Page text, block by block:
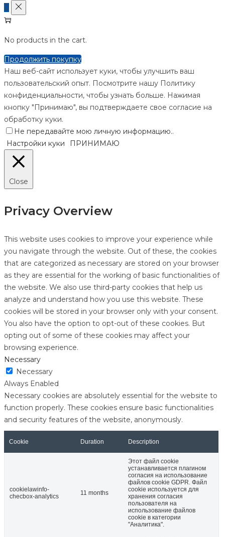
0
No products in the cart.
Продолжить покупку
Наш веб-сайт использует куки, чтобы улучшить ваш
пользовательский опыт. Посмотрите нашу Политику
конфиденциальности, чтобы узнать больше. Нажимая
кнопку "Принимаю", вы подтверждаете свое согласие на
обработку куки.
Не передавайте мою личную информацию..
Настройки куки
ПРИНИМАЮ
Close
Privacy Overview
This website uses cookies to improve your experience while
you navigate through the website. Out of these, the cookies
that are categorized as necessary are stored on your browser
as they are essential for the working of basic functionalities of
the website. We also use third-party cookies that help us
analyze and understand how you use this website. These
cookies will be stored in your browser only with your consent.
You also have the option to opt-out of these cookies. But
opting out of some of these cookies may affect your
browsing experience.
Necessary
Necessary
Always Enabled
Necessary cookies are absolutely essential for the website to
function properly. These cookies ensure basic functionalities
and security features of the website, anonymously.
Cookie Duration Description
cookielawinfo-
checbox-analytics
11 months
Этот файл cookie
устанавливается плагином
согласия на использование
файлов cookie GDPR. Файл
cookie используется для
хранения согласия
пользователя на
использование файлов
cookie в категории
"Аналитика".